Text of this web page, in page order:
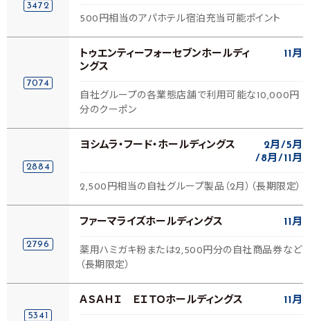
3472
500円相当のアパホテル宿泊充当可能ポイント
7074
トゥエンティーフォーセブンホールディ
ングス
11月
自社グループの各業態店舗で利用可能な10,000円
分のクーポン
2884
ヨシムラ・フード・ホールディングス 2月
5月
8月
11月
2,500円相当の自社グループ製品（2月）（長期限定）
2796
ファーマライズホールディングス 11月
薬用ハミガキ粉または2,500円分の自社商品券など
（長期限定）
5341
ＡＳＡＨＩ ＥＩＴＯホールディングス 11月